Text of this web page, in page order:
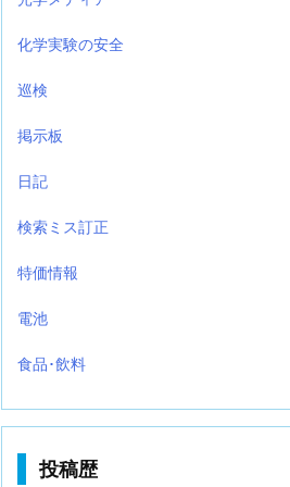
化学実験の安全
巡検
掲示板
日記
検索ミス訂正
特価情報
電池
食品･飲料
投稿歴